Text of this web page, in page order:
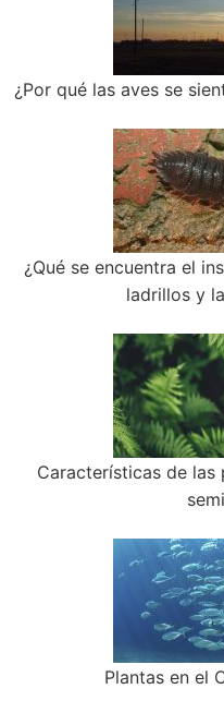
¿Por qué las aves se
¿Qué se encuentra el
ladrillos y
Características de las
Plantas en el